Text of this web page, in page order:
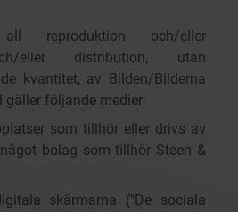
reproduktion och/eller
eller distribution, utan
kvantitet, av Bilden/Bilderna
gäller följande medier:
som tillhör eller drivs av
bolag som tillhör Steen &
("De sociala